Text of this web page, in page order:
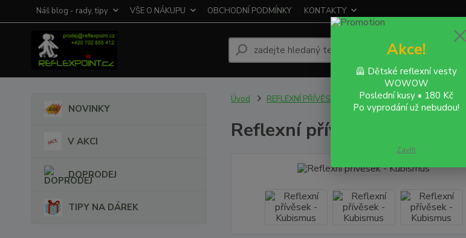
Náš blog - rady, tipy VŠE O NÁKUPU OBCHODNÍ PODMÍNKY KONTAKTY
Hledat
NOVINKY
V AKCI
DOPRODEJ
TIPY NA DÁREK
Úvod REFLEXNÍ PŘÍVĚSKY Reflexní přívěsek - Kubismus
Reflexní přívěsek - Kubismus
Akce!
🦺 Dětské reflexní vesty
WOWOW
Poslední kusy • 180 Kč
Po vyprodání už nebudou!
Zavřít